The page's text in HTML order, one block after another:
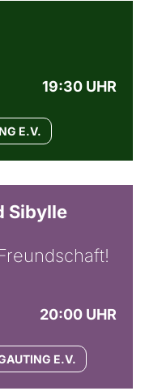
19:30 UHR
E.V.
Sibylle
20:00 UHR
E.V.